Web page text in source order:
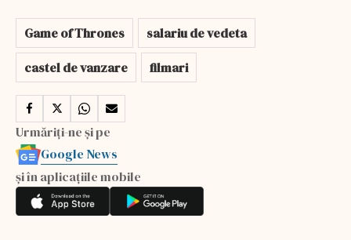
Game of Thrones
salariu de vedeta
castel de vanzare
filmari
Urmăriți-ne și pe
Google News
și în aplicațiile mobile